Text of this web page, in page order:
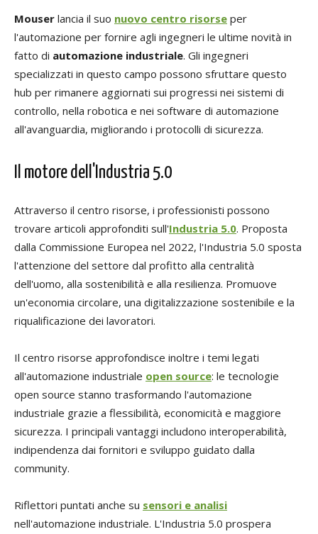
Mouser lancia il suo nuovo centro risorse per
l'automazione per fornire agli ingegneri le ultime novità in
fatto di automazione industriale. Gli ingegneri
specializzati in questo campo possono sfruttare questo
hub per rimanere aggiornati sui progressi nei sistemi di
controllo, nella robotica e nei software di automazione
all'avanguardia, migliorando i protocolli di sicurezza.
Il motore dell'Industria 5.0
Attraverso il centro risorse, i professionisti possono
trovare articoli approfonditi sull'Industria 5.0. Proposta
dalla Commissione Europea nel 2022, l'Industria 5.0 sposta
l'attenzione del settore dal profitto alla centralità
dell'uomo, alla sostenibilità e alla resilienza. Promuove
un'economia circolare, una digitalizzazione sostenibile e la
riqualificazione dei lavoratori.
Il centro risorse approfondisce inoltre i temi legati
all'automazione industriale open source: le tecnologie
open source stanno trasformando l'automazione
industriale grazie a flessibilità, economicità e maggiore
sicurezza. I principali vantaggi includono interoperabilità,
indipendenza dai fornitori e sviluppo guidato dalla
community.
Riflettori puntati anche su sensori e analisi
nell'automazione industriale. L'Industria 5.0 prospera